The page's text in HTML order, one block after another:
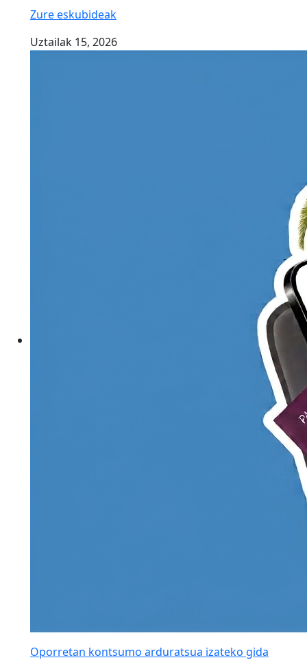
Zure eskubideak
Uztailak 15, 2026
Oporretan kontsumo arduratsua izateko gida